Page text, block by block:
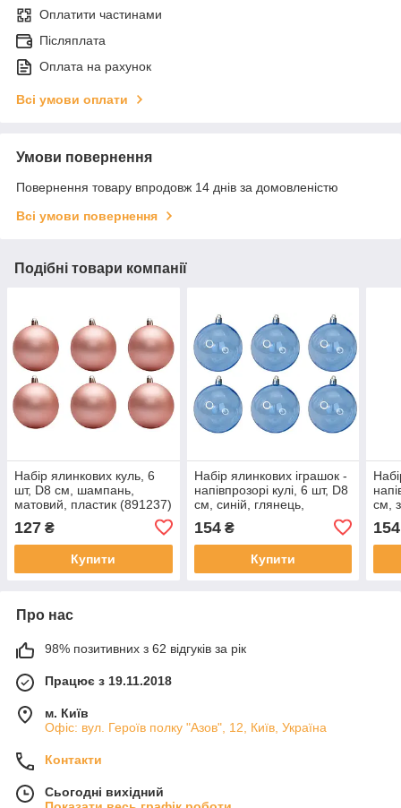
Оплатити частинами
Післяплата
Оплата на рахунок
Всі умови оплати
Умови повернення
Повернення товару впродовж 14 днів за домовленістю
Всі умови повернення
Подібні товари компанії
Набір ялинкових куль, 6
шт, D8 см, шампань,
матовий, пластик (891237)
127 ₴
Купити
Набір ялинкових іграшок -
напівпрозорі кулі, 6 шт, D8
см, синій, глянець,
154₴
Купити
см,
154
Про нас
98% позитивних з 62 відгуків за рік
Працює з 19.11.2018
м. Київ
Офіс: вул. Героїв полку "Азов", 12, Київ, Україна
Контакти
Сьогодні вихідний